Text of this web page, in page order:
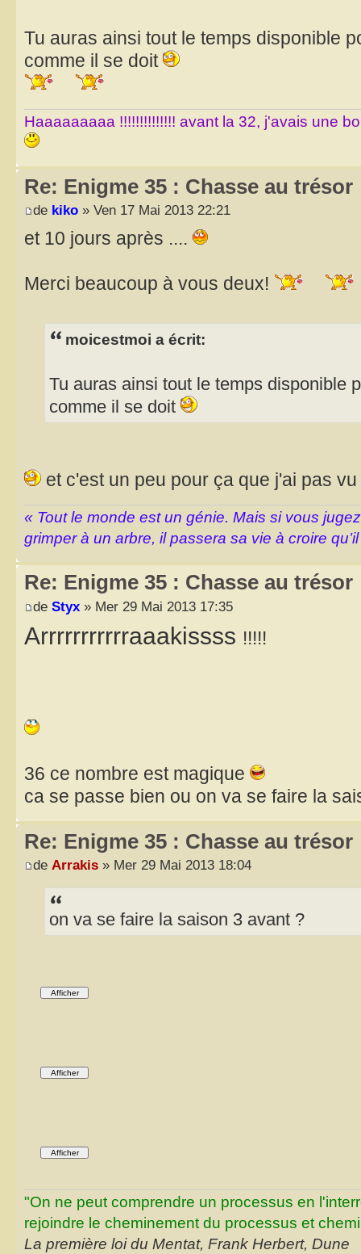
Tu auras ainsi tout le temps disponible
comme il se doit
Haaaaaaaaa !!!!!!!!!!!!!! avant la 32, j'avais une
Re: Enigme 35 : Chasse au trésor
de kiko » Ven 17 Mai 2013 22:21
et 10 jours après ....
Merci beaucoup à vous deux!
moicestmoi a écrit:
Tu auras ainsi tout le temps disponible
comme il se doit
et c'est un peu pour ça que j'ai pas
« Tout le monde est un génie. Mais si vous
grimper à un arbre, il passera sa vie à croire
Re: Enigme 35 : Chasse au trésor
de Styx » Mer 29 Mai 2013 17:35
Arrrrrrrrrrraaakissss !!!!!
36 ce nombre est magique
ca se passe bien ou on va se faire la
Re: Enigme 35 : Chasse au trésor
de Arrakis » Mer 29 Mai 2013 18:04
on va se faire la saison 3 avant ?
"On ne peut comprendre un processus en
rejoindre le cheminement du processus et
La première loi du Mentat, Frank Herbert, Dune